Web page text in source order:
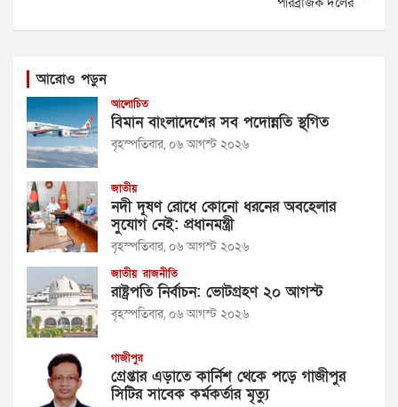
আরোও পড়ুন
আলোচিত
বিমান বাংলাদেশের সব পদোন্নতি স্থগিত
বৃহস্পতিবার, ০৬ আগস্ট ২০২৬
জাতীয়
নদী দূষণ রোধে কোনো ধরনের অবহেলার
সুযোগ নেই: প্রধানমন্ত্রী
বৃহস্পতিবার, ০৬ আগস্ট ২০২৬
জাতীয় রাজনীতি
রাষ্ট্রপতি নির্বাচন: ভোটগ্রহণ ২০ আগস্ট
বৃহস্পতিবার, ০৬ আগস্ট ২০২৬
গাজীপুর
গ্রেপ্তার এড়াতে কার্নিশ থেকে পড়ে গাজীপুর
সিটির সাবেক কর্মকর্তার মৃত্যু